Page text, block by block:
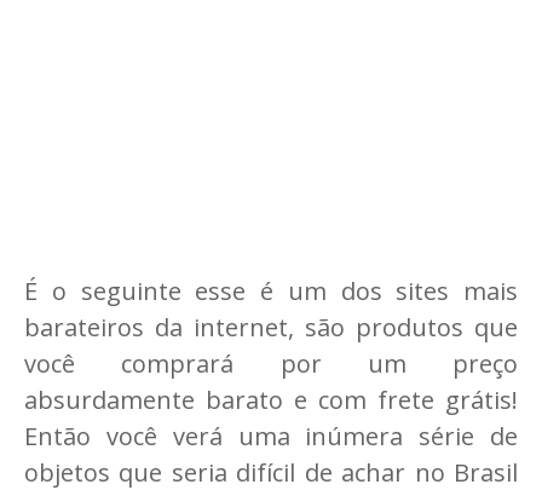
É o seguinte esse é um dos sites mais
barateiros da internet, são produtos que
você comprará por um preço
absurdamente barato e com frete grátis!
Então você verá uma inúmera série de
objetos que seria difícil de achar no Brasil